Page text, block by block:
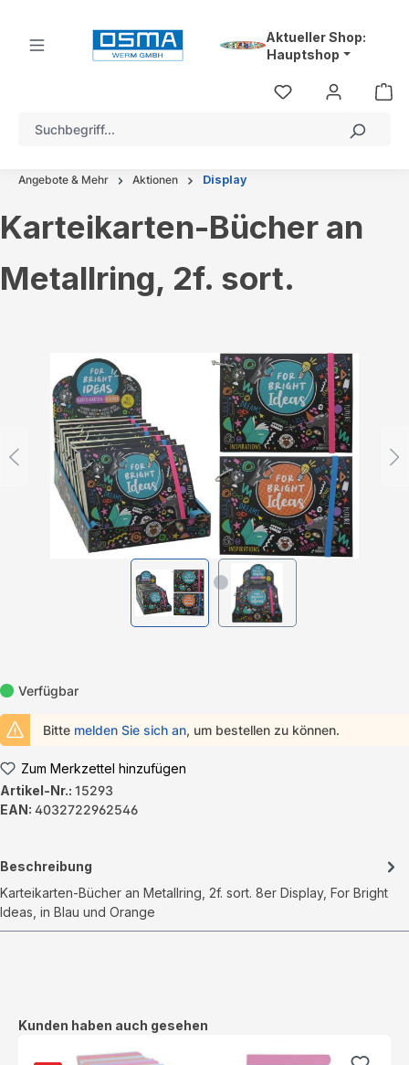
Aktueller Shop:
Hauptshop
Angebote & Mehr Aktionen Display
Karteikarten-Bücher an
Metallring, 2f. sort.
Bildergalerie überspringen
Verfügbar
Bitte melden Sie sich an, um bestellen zu können.
Zum Merkzettel hinzufügen
Artikel-Nr.: 15293
EAN: 4032722962546
Beschreibung
Karteikarten-Bücher an Metallring, 2f. sort. 8er Display, For Bright
Ideas, in Blau und Orange
Produktgalerie überspringen
Kunden haben auch gesehen